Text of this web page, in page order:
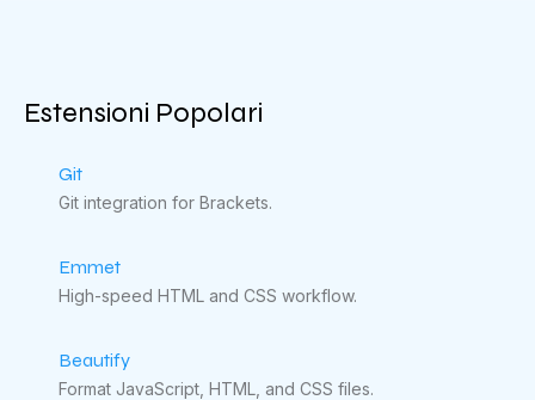
Estensioni Popolari
Git
Git integration for Brackets.
Emmet
High-speed HTML and CSS workflow.
Beautify
Format JavaScript, HTML, and CSS files.